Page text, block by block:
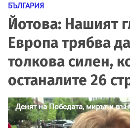
БЪЛГАРИЯ
Йотова: Нашият
Европа трябва
толкова силен,
останалите 26